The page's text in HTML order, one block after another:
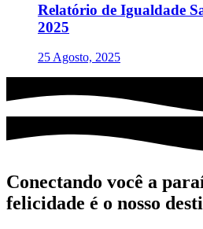
Relatório de Igualdade
2025
25 Agosto, 2025
Conectando você a
felicidade é o nosso